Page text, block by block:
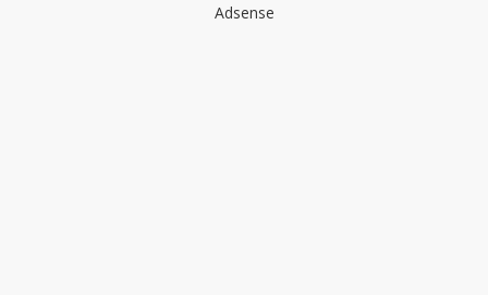
Adsense